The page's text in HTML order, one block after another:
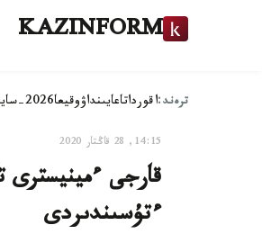
KAZINFORM
ترەند:اقورداتاعايىنداۋوقيعا2026-سايلاۋ
14:15, 28 قاڭتار 2020
قارجى ءمينيسترى
ءتۇسىندىردى